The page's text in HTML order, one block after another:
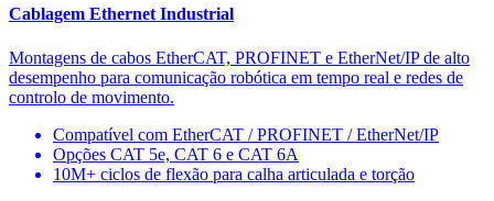
Cablagem Ethernet Industrial
Montagens de cabos EtherCAT, PROFINET e EtherNet/IP de alto
desempenho para comunicação robótica em tempo real e redes de
controlo de movimento.
Compatível com EtherCAT / PROFINET / EtherNet/IP
Opções CAT 5e, CAT 6 e CAT 6A
10M+ ciclos de flexão para calha articulada e torção